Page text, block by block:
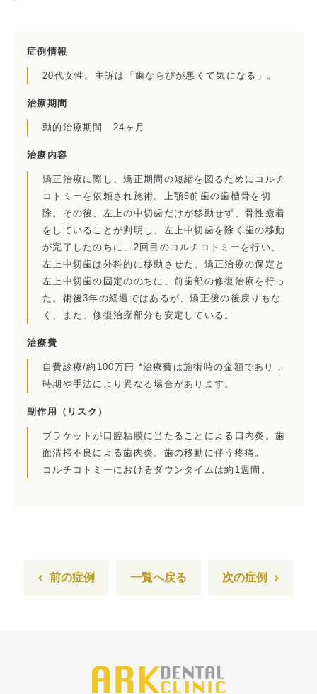
歯科用CT
顎関節症とは
特殊義歯とは
症例集
費用について
マイクロスコープ歯科治療
かぶせもの、詰め物
インプラント
顎関節治療
症例情報
20代女性。主訴は「歯ならびが悪くて気になる」。
治療期間
動的治療期間 24ヶ月
治療内容
矯正治療に際し、矯正期間の短縮を図るためにコルチ
コトミーを依頼され施術。上顎6前歯の歯槽骨を切
除。その後、左上の中切歯だけが移動せず、骨性癒着
をしていることが判明し、左上中切歯を除く歯の移動
が完了したのちに、2回目のコルチコトミーを行い、
左上中切歯は外科的に移動させた。矯正治療の保定と
左上中切歯の固定ののちに、前歯部の修復治療を行っ
た。術後3年の経過ではあるが、矯正後の後戻りもな
く、また、修復治療部分も安定している。
治療費
自費診療/約100万円 *治療費は施術時の金額であり，
時期や手法により異なる場合があります。
副作用 （リスク）
ブラケットが口腔粘膜に当たることによる口内炎。歯
面清掃不良による歯肉炎。歯の移動に伴う疼痛。
コルチコトミーにおけるダウンタイムは約1週間。
前の症例 一覧へ戻る 次の症例